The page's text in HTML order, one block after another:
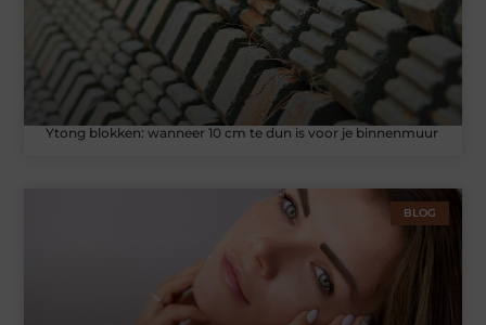
Ytong blokken: wanneer 10 cm te dun is voor je binnenmuur
BLOG